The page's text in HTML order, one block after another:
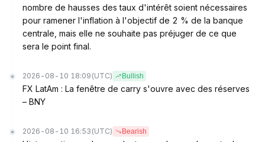
nombre de hausses des taux d'intérêt soient nécessaires
pour ramener l'inflation à l'objectif de 2 % de la banque
centrale, mais elle ne souhaite pas préjuger de ce que
sera le point final.
2026-08-10 18:09 (UTC) Bullish
FX LatAm : La fenêtre de carry s'ouvre avec des réserves
– BNY
2026-08-10 16:53 (UTC) Bearish